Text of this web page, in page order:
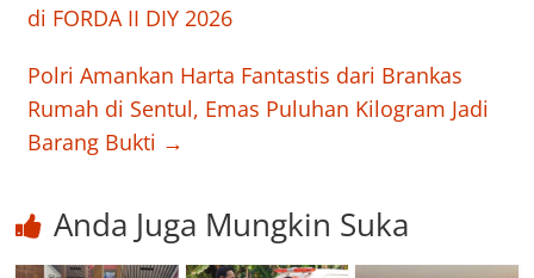
di FORDA II DIY 2026
Polri Amankan Harta Fantastis dari Brankas
Rumah di Sentul, Emas Puluhan Kilogram Jadi
Barang Bukti →
Anda Juga Mungkin Suka